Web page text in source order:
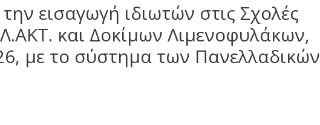
εισαγωγή ιδιωτών στις Σχολές
και Δοκίμων Λιμενοφυλάκων,
με το σύστημα των Πανελλαδικών